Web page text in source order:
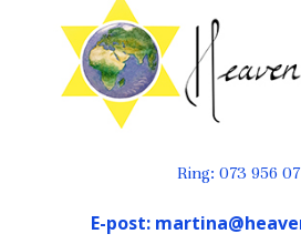
Ring: 073 956 07
E-post: